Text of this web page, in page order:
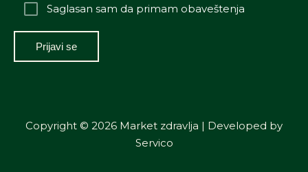
Saglasan sam da primam obaveštenja
Copyright © 2026 Market zdravlja | Developed by
Servico